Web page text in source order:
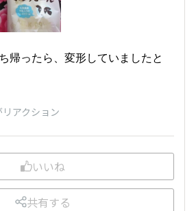
帰ったら、変形していましたと
リアクション
いいね
共有する